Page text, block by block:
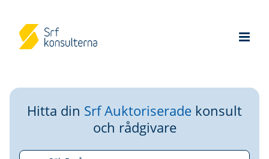
Hitta din Srf Auktoriserade konsult
och rådgivare